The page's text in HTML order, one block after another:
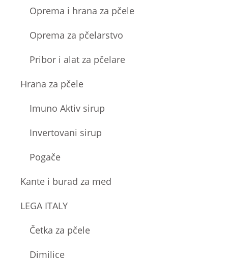
Oprema i hrana za pčele
Oprema za pčelarstvo
Pribor i alat za pčelare
Hrana za pčele
Imuno Aktiv sirup
Invertovani sirup
Pogače
Kante i burad za med
LEGA ITALY
Četka za pčele
Dimilice